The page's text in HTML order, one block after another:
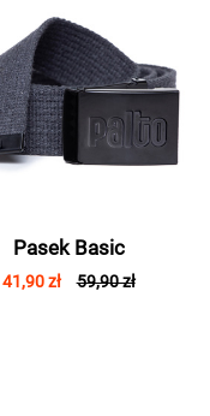
Pasek Basic
41,90 zł 59,90 zł